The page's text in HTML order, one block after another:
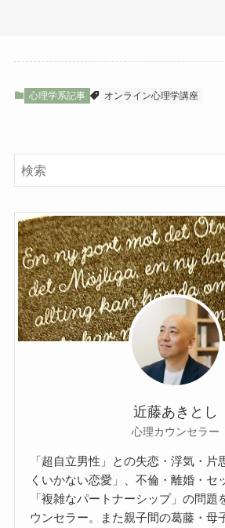
心理学系記事 オンライン心理学講座
近藤あきとし
心理カウンセラー
「超自立男性」との失恋・浮気・片
くいかない恋愛」、不倫・離婚・セ
「複雑なパートナーシップ」の問題
ウンセラー。また親子間の葛藤・母